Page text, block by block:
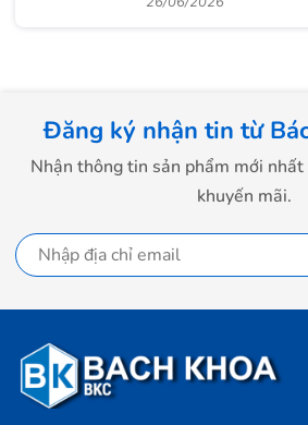
Đăng ký nhận tin từ
Nhận thông tin sản phẩm mới nhất
khuyến mãi.